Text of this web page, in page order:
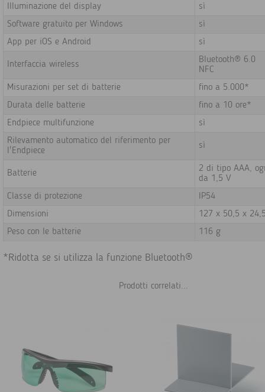
Illuminazione del display
sì
Software gratuito per Windows
sì
App per iOS e Android
sì
Interfaccia wireless
Bluetooth® 6.0
NFC
Misurazioni per set di batterie
fino a 5.000*
Durata delle batterie
fino a 10 ore*
Endpiece multifunzione
sì
Rilevamento automatico del riferimento per
l'Endpiece
sì
Batterie
2 di tipo AAA,
da 1,5 V
Classe di protezione
IP54
Dimensioni
127 x 50,5 x
Peso con le batterie
116 g
*Ridotta se si utilizza la funzione Bluetooth®
Prodotti correlati...